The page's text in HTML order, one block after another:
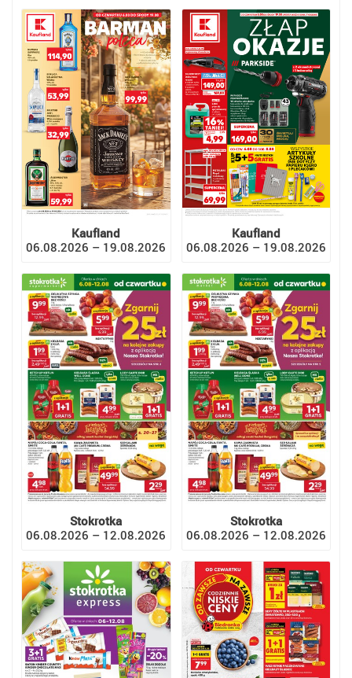
Kaufland
06.08.2026 – 19.08.2026
Kaufland
06.08.2026 – 19.08.2026
Stokrotka
06.08.2026 – 12.08.2026
Stokrotka
06.08.2026 – 12.08.2026